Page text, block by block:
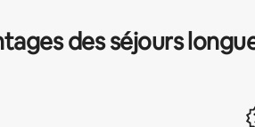
des séjours